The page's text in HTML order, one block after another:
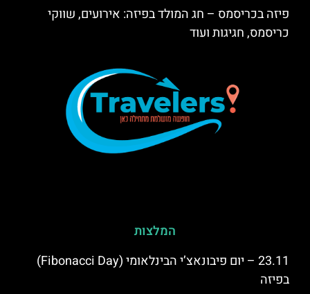
פיזה בכריסמס – חג המולד בפיזה: אירועים, שווקי
כריסמס, חגיגות ועוד
המלצות
23.11 – יום פיבונאצ’י הבינלאומי (Fibonacci Day)
בפיזה